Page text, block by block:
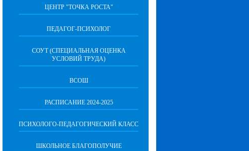
ЦЕНТР "ТОЧКА РОСТА"
ПЕДАГОГ-ПСИХОЛОГ
СОУТ (СПЕЦИАЛЬНАЯ ОЦЕНКА
УСЛОВИЙ ТРУДА)
ВСОШ
РАСПИСАНИЕ 2024-2025
ПСИХОЛОГО-ПЕДАГОГИЧЕСКИЙ КЛАСС
ШКОЛЬНОЕ БЛАГОПОЛУЧИЕ